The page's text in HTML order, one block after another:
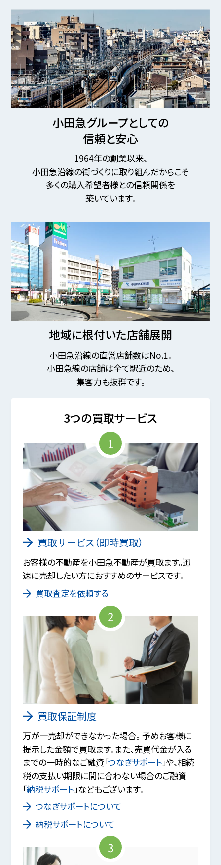
小田急グループとしての
信頼と安心
1964年の創業以来、
小田急沿線の街づくりに取り組んだからこそ
多くの購入希望者様との信頼関係を
築いています。
地域に根付いた店舗展開
小田急沿線の直営店舗数はNo.1。
小田急線の店舗は全て駅近のため、
集客力も抜群です。
3つの買取サービス
1
買取サービス（即時買取）
お客様の不動産を小田急不動産が買取ます。迅
速に売却したい方におすすめのサービスです。
買取査定を依頼する
2
買取保証制度
万が一売却ができなかった場合。 予めお客様に
提示した金額で買取ます。また、売買代金が入る
までの一時的なご融資「つなぎサポート 」や、相続
税の支払い期限に間に合わない場合のご融資
「納税サポート 」などもございます。
つなぎサポートについて
納税サポートについて
3